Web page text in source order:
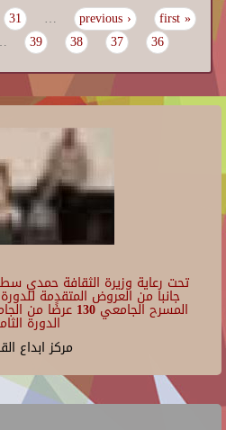
Pages
« first
‹ previous
…
31
36
37
38
39
تحت رعاية وزيرة الثقافة حمدي
جانبا من العروض المتقدمة
المسرح الجامعي
الدورة
مركز ابداع